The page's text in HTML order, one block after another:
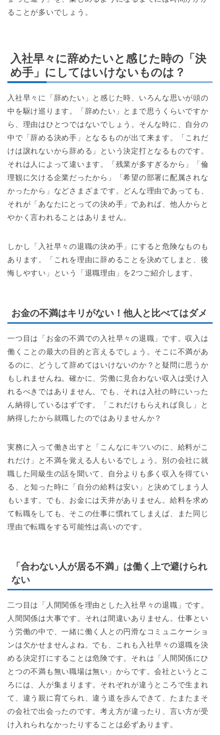
ることが多いでしょう。
入社早々に辞めたいと感じた時の「決
め手」にしてはいけないものは？
入社早々に「辞めたい」と感じた時、いろんな思いが頭の
中を駆け巡ります。「辞めたい」とまで思うくらいですか
ら、理由はひとつではないでしょう。そんな時に、自分の
中で「辞める決め手」となるものが出て来ます。「これだ
けは譲れないから辞める」という決定打となるものです。
それは人によって違います。「残業が多すぎるから」「倫
理観に欠ける企業だったから」「希望の部署に配属されな
かったから」などさまざまです。どんな理由であっても、
それが「あなたにとっての決め手」であれば、他人からと
やかく言われることはありません。
しかし「入社早々の退職の決め手」にすると危険なものも
あります。「これを理由に辞めることを決めてしまと、後
悔しやすい」という「退職理由」を2つご紹介します。
お金の不満はキリがない！他人と比べてはダメ
一つ目は「お金の不満での入社早々の退職」です。収入は
働くことの最大の目的と言えるでしょう。そこに不満があ
るのに、どうして辞めてはいけないのか？と疑問に思うか
もしれませんね。確かに、労働に見合わない収入は受け入
れるべきではありません。でも、それは入社の時にいった
ん納得しているはずです。「これだけもらえれば良し」と
納得したから就職したのではありませんか？
実務に入って働き出すと「こんなにキツいのに、給料がこ
れだけ」と不満を覚える人もいるでしょう。別の会社に就
職した同級生の話を聞いて、自分よりも多く収入を得てい
る、と知った時に「自分の給料は安い」と決めてしまう人
もいます。でも、お金には天井がありません。給料を求め
て転職をしても、そこの仕事に慣れてしまえば、また同じ
理由で転職をする可能性は高いのです。
「合わない人が居る不満」は働く上で避けられ
ない
二つ目は「人間関係を理由とした入社早々の退職」です。
人間関係は大事です。それは間違いありません。仕事とい
う労働の中で、一緒に働く人との円滑なコミュニケーショ
ンは欠かせませんよね。でも、これも入社早々の退職を決
める決定打にすることは危険です。それは「人間関係にひ
とつの不満も無い職場は無い」からです。会社というとこ
ろには、人が集まります。それぞれが違うところで生まれ
て、違う親に育てられ、違う道を歩んできて、たまたまそ
の会社で出会ったのです。考え方が違ったり、言い方が受
け入れられなかったりすることは必ずあります。